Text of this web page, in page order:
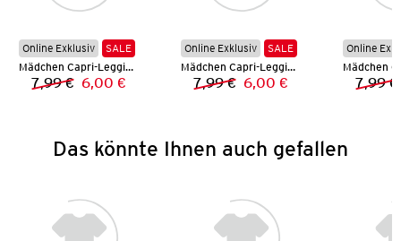
Online Exklusiv
SALE
Mädchen Capri-Leggings
Vorheriger Preis:
7,99 € Neuer Preis:
6,00 €
Online Exklusiv
SALE
Mädchen Capri-Leggings
Vorheriger Preis:
7,99 € Neuer Preis:
6,00 €
Online
7,99 €
Das könnte Ihnen auch gefallen